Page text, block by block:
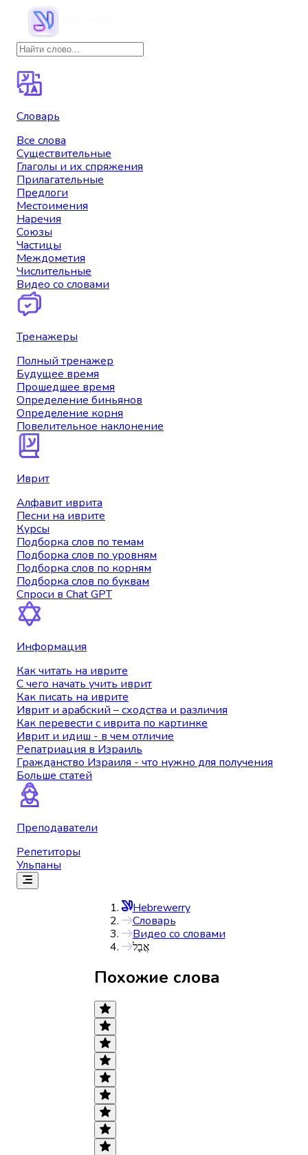
Словарь
Все слова
Существительные
Глаголы и их спряжения
Прилагательные
Предлоги
Местоимения
Наречия
Союзы
Частицы
Междометия
Числительные
Видео со словами
Тренажеры
Полный тренажер
Будущее время
Прошедшее время
Определение биньянов
Определение корня
Повелительное наклонение
Иврит
Алфавит иврита
Песни на иврите
Курсы
Подборка слов по темам
Подборка слов по уровням
Подборка слов по корням
Подборка слов по буквам
Спроси в Chat GPT
Информация
Как читать на иврите
С чего начать учить иврит
Как писать на иврите
Иврит и арабский – сходства и различия
Как перевести с иврита по картинке
Иврит и идиш - в чем отличие
Репатриация в Израиль
Гражданство Израиля - что нужно для получения
Больше статей
Преподаватели
Репетиторы
Ульпаны
Hebrewerry
Словарь
Видео со словами
אֲבָל
Похожие слова